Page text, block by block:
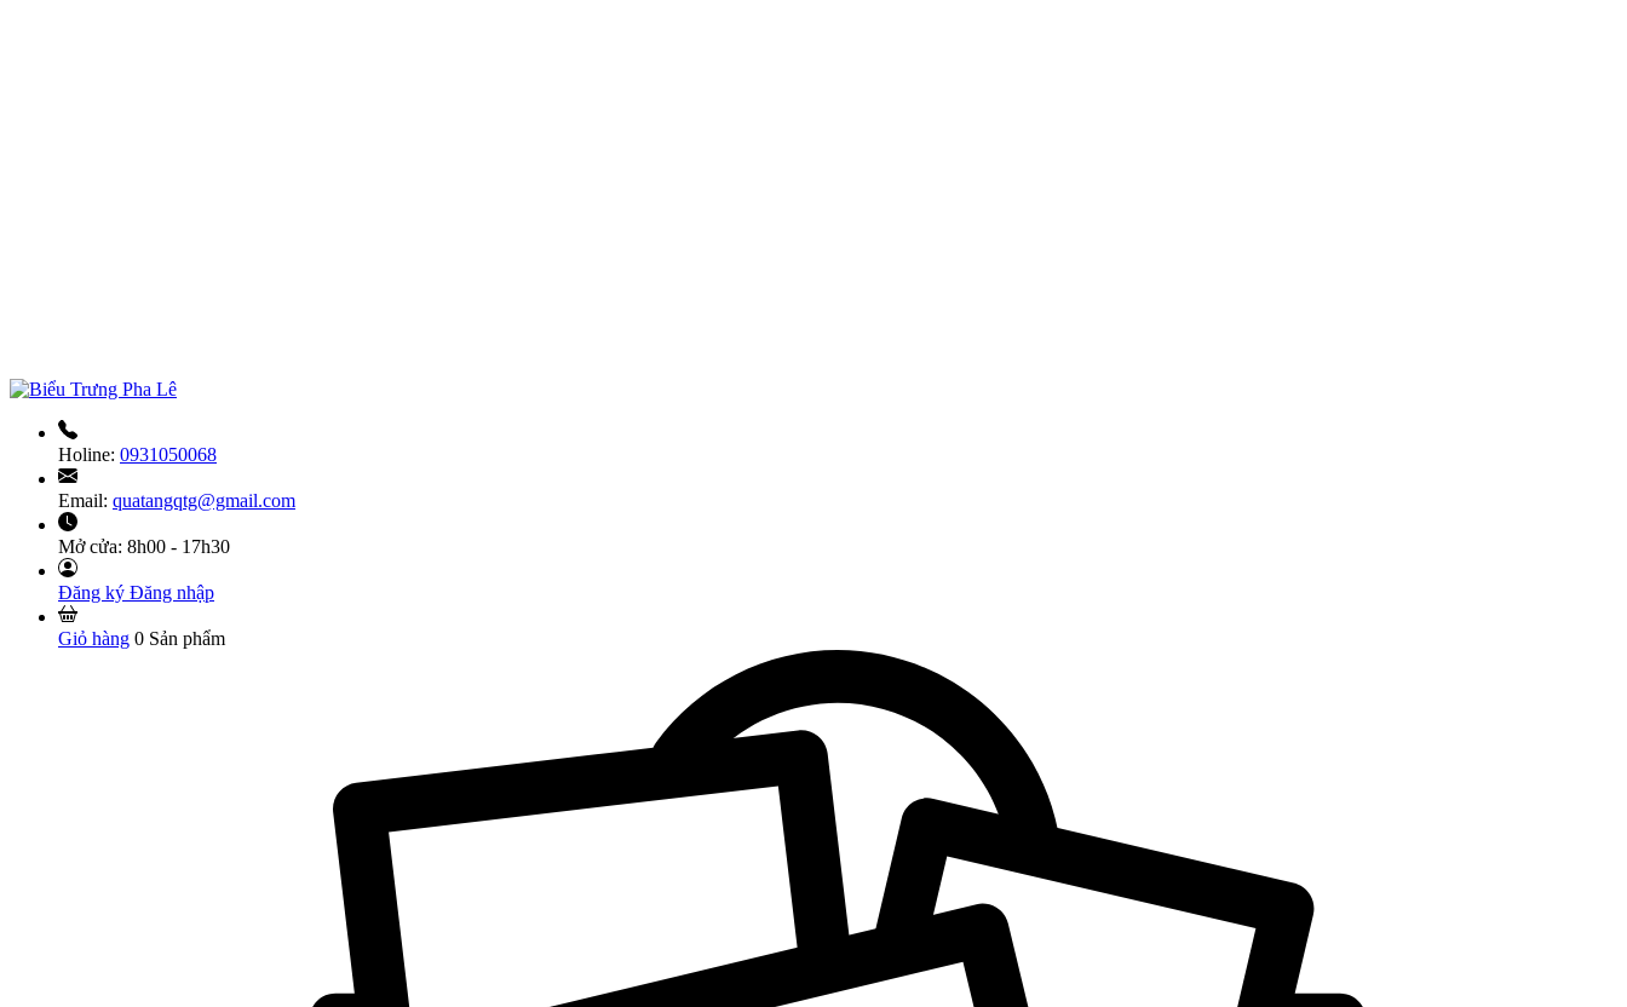
Holine: 0931050068
Email: quatangqtg@gmail.com
Mở cửa: 8h00 - 17h30
Đăng ký Đăng nhập
Giỏ hàng 0 Sản phẩm